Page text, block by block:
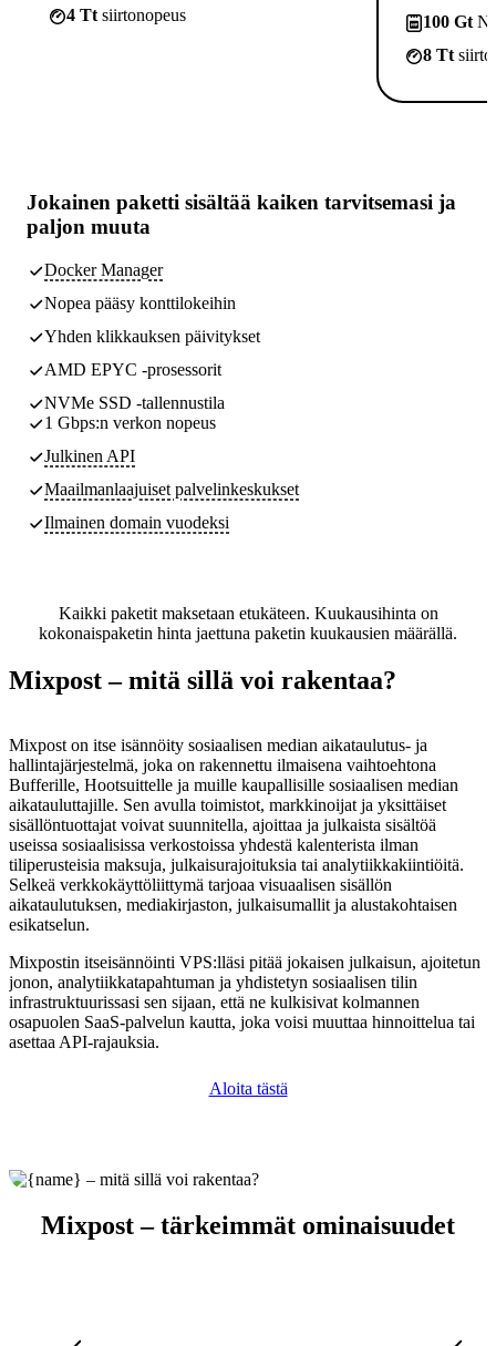
4 Tt siirtonopeus
100 Gt
8 Tt
Jokainen paketti sisältää kaiken tarvitsemasi ja
paljon muuta
Docker Manager
Nopea pääsy konttilokeihin
Yhden klikkauksen päivitykset
AMD EPYC -prosessorit
NVMe SSD -tallennustila
1 Gbps:n verkon nopeus
Julkinen API
Maailmanlaajuiset palvelinkeskukset
Ilmainen domain vuodeksi
Kaikki paketit maksetaan etukäteen. Kuukausihinta on
kokonaispaketin hinta jaettuna paketin kuukausien määrällä.
Mixpost – mitä sillä voi rakentaa?
Mixpost on itse isännöity sosiaalisen median aikataulutus- ja
hallintajärjestelmä, joka on rakennettu ilmaisena vaihtoehtona
Bufferille, Hootsuittelle ja muille kaupallisille sosiaalisen median
aikatauluttajille. Sen avulla toimistot, markkinoijat ja yksittäiset
sisällöntuottajat voivat suunnitella, ajoittaa ja julkaista sisältöä
useissa sosiaalisissa verkostoissa yhdestä kalenterista ilman
tiliperusteisia maksuja, julkaisurajoituksia tai analytiikkakiintiöitä.
Selkeä verkkokäyttöliittymä tarjoaa visuaalisen sisällön
aikataulutuksen, mediakirjaston, julkaisumallit ja alustakohtaisen
esikatselun.
Mixpostin itseisännöinti VPS:lläsi pitää jokaisen julkaisun, ajoitetun
jonon, analytiikkatapahtuman ja yhdistetyn sosiaalisen tilin
infrastruktuurissasi sen sijaan, että ne kulkisivat kolmannen
osapuolen SaaS-palvelun kautta, joka voisi muuttaa hinnoittelua tai
asettaa API-rajauksia.
Aloita tästä
Mixpost – tärkeimmät ominaisuudet